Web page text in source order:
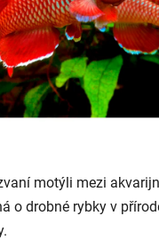
motýli mezi
o drobné rybky v